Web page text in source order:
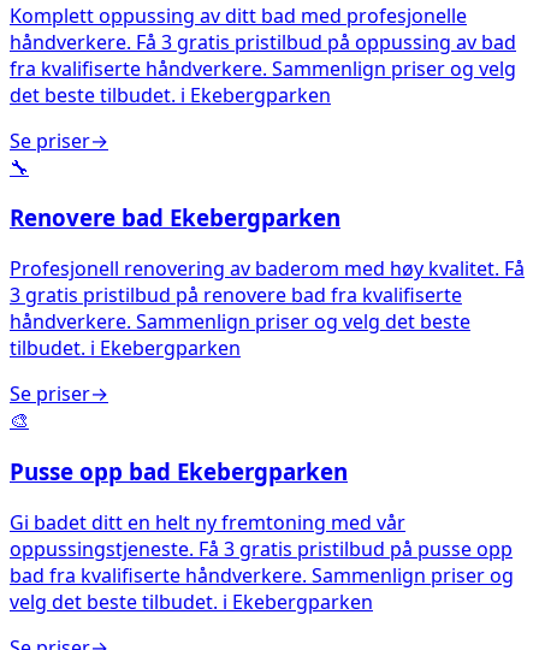
Komplett oppussing av ditt bad med profesjonelle
håndverkere. Få 3 gratis pristilbud på oppussing av bad
fra kvalifiserte håndverkere. Sammenlign priser og velg
det beste tilbudet. i Ekebergparken
Se priser→
🔧
Renovere bad Ekebergparken
Profesjonell renovering av baderom med høy kvalitet. Få
3 gratis pristilbud på renovere bad fra kvalifiserte
håndverkere. Sammenlign priser og velg det beste
tilbudet. i Ekebergparken
Se priser→
🎨
Pusse opp bad Ekebergparken
Gi badet ditt en helt ny fremtoning med vår
oppussingstjeneste. Få 3 gratis pristilbud på pusse opp
bad fra kvalifiserte håndverkere. Sammenlign priser og
velg det beste tilbudet. i Ekebergparken